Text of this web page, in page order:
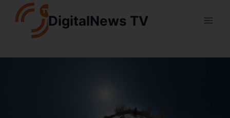
contenu
DigitalNews TV